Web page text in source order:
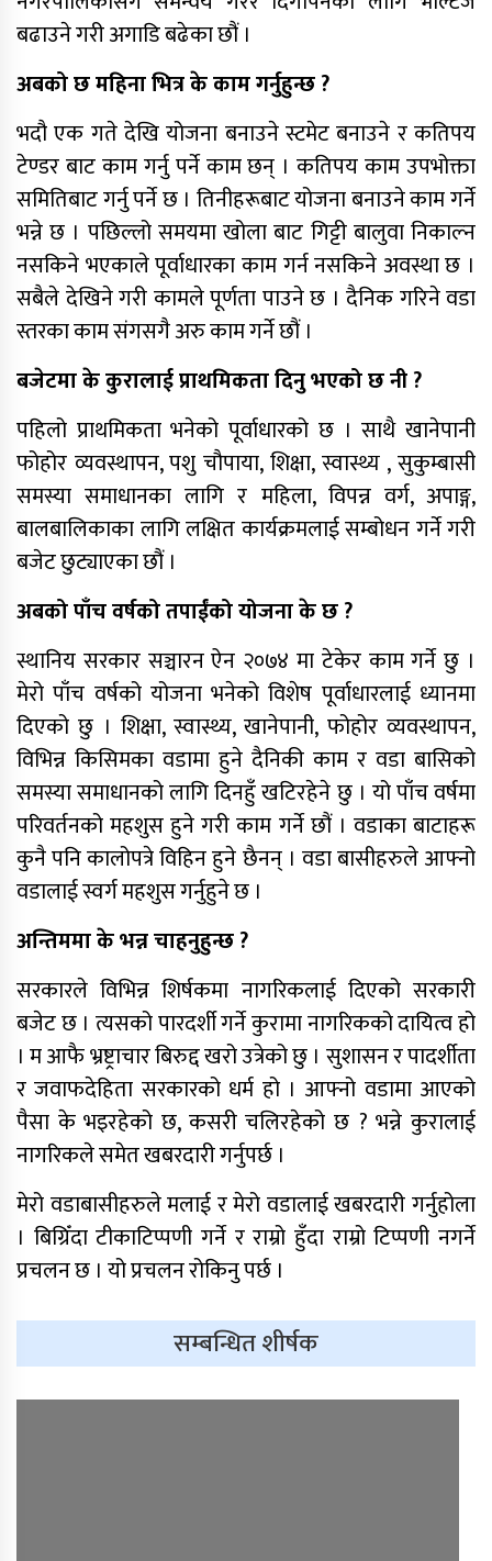
बढाउने गरी अगाडि बढेका छौं ।
अबको छ महिना भित्र के काम गर्नुहुन्छ ?
भदौ एक गते देखि योजना बनाउने स्टमेट बनाउने र कतिपय
टेण्डर बाट काम गर्नु पर्ने काम छन् । कतिपय काम उपभोक्ता
समितिबाट गर्नु पर्ने छ । तिनीहरूबाट योजना बनाउने काम गर्ने
भन्ने छ । पछिल्लो समयमा खोला बाट गिट्टी बालुवा निकाल्न
नसकिने भएकाले पूर्वाधारका काम गर्न नसकिने अवस्था छ ।
सबैले देखिने गरी कामले पूर्णता पाउने छ । दैनिक गरिने वडा
स्तरका काम संगसगै अरु काम गर्ने छौं ।
बजेटमा के कुरालाई प्राथमिकता दिनु भएको छ नी ?
पहिलो प्राथमिकता भनेको पूर्वाधारको छ । साथै खानेपानी
फोहोर व्यवस्थापन, पशु चौपाया, शिक्षा, स्वास्थ्य , सुकुम्बासी
समस्या समाधानका लागि र महिला, विपन्न वर्ग, अपाङ्ग,
बालबालिकाका लागि लक्षित कार्यक्रमलाई सम्बोधन गर्ने गरी
बजेट छुट्याएका छौं ।
अबको पाँच वर्षको तपाईंको योजना के छ ?
स्थानिय सरकार सञ्चारन ऐन २०७४ मा टेकेर काम गर्ने छु ।
मेरो पाँच वर्षको योजना भनेको विशेष पूर्वाधारलाई ध्यानमा
दिएको छु । शिक्षा, स्वास्थ्य, खानेपानी, फोहोर व्यवस्थापन,
विभिन्न किसिमका वडामा हुने दैनिकी काम र वडा बासिको
समस्या समाधानको लागि दिनहुँ खटिरहेने छु । यो पाँच वर्षमा
परिवर्तनको महशुस हुने गरी काम गर्ने छौं । वडाका बाटाहरू
कुनै पनि कालोपत्रे विहिन हुने छैनन् । वडा बासीहरुले आफ्नो
वडालाई स्वर्ग महशुस गर्नुहुने छ ।
अन्तिममा के भन्न चाहनुहुन्छ ?
सरकारले विभिन्न शिर्षकमा नागरिकलाई दिएको सरकारी
बजेट छ । त्यसको पारदर्शी गर्ने कुरामा नागरिकको दायित्व हो
। म आफै भ्रष्ट्राचार बिरुद्द खरो उत्रेको छु । सुशासन र पादर्शीता
र जवाफदेहिता सरकारको धर्म हो । आफ्नो वडामा आएको
पैसा के भइरहेको छ, कसरी चलिरहेको छ ? भन्ने कुरालाई
नागरिकले समेत खबरदारी गर्नुपर्छ ।
मेरो वडाबासीहरुले मलाई र मेरो वडालाई खबरदारी गर्नुहोला
। बिग्रिँदा टीकाटिप्पणी गर्ने र राम्रो हुँदा राम्रो टिप्पणी नगर्ने
प्रचलन छ । यो प्रचलन रोकिनु पर्छ ।
सम्बन्धित शीर्षक